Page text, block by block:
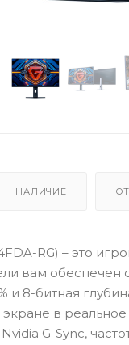
НАЛИЧИЕ
RG) – это
вам
и 8-битная
экране в
G-Sync,